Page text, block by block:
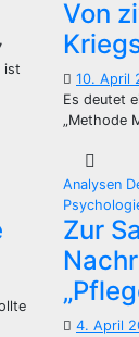
ist
Von
10. April
Es deutet
„Methode
Analysen
Zur
4. April